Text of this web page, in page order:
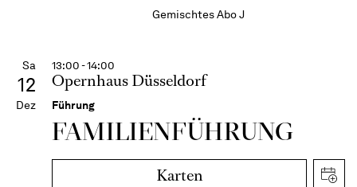
Gemischtes Abo J
Sa
12
Dez
13:00 - 14:00
Opernhaus Düsseldorf
Führung
FAMI­LIEN­FÜH­RUNG
Karten